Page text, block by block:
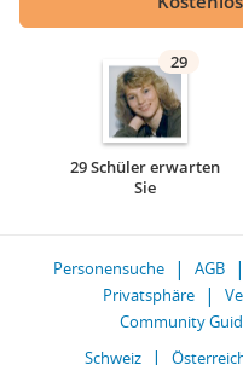
29
29 Schüler erwarten
Sie
Personensuche AGB
Privatsphäre
Community
Schweiz